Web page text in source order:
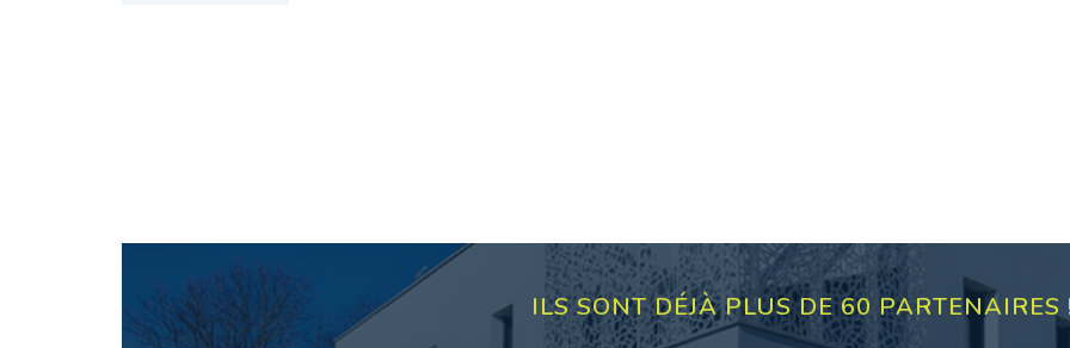
ILS SONT DÉJÀ PLUS DE 60 PARTENAIRES